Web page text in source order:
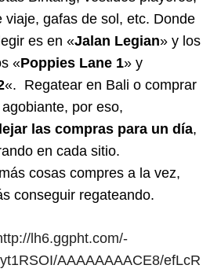
viaje, gafas de sol, etc. Donde
es en «Jalan Legian» y los
«Poppies Lane 1» y
«. Regatear en Bali o comprar
por eso,
las compras para un día,
en cada sitio.
cosas compres a la vez,
conseguir regateando.
lh6.ggpht.com/-
AAAAAAAACE8/efLcR